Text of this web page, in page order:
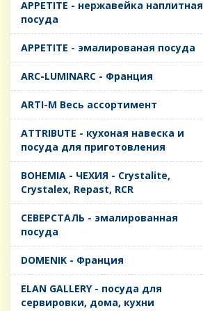
APPETITE - нержавейка наплитная
посуда
APPETITE - эмалированая посуда
ARC-LUMINARC - Франция
ARTI-M Весь ассортимент
ATTRIBUTE - кухоная навеска и
посуда для приготовления
BOHEMIA - ЧЕХИЯ - Crystalite,
Crystalex, Repast, RCR
CЕВЕРСТАЛЬ - эмалированная
посуда
DOMENIK - Франция
ELAN GALLERY - посуда для
сервировки, дома, кухни